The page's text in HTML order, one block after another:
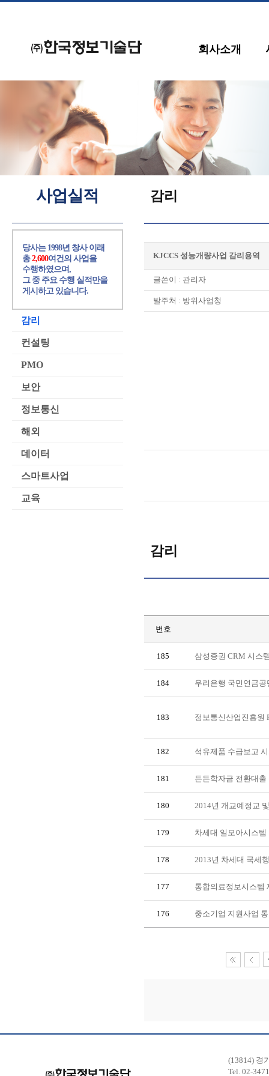
회사소개
감리
KJCCS 성능개량사업 감리용역
글쓴이 : 관리자
발주처 : 방위사업청
사업실적
당사는 1998년 창사 이래
총2,600여건의 사업을
수행하였으며,
그 중 주요 수행 실적만을
게시하고 있습니다.
감리
컨설팅
PMO
보안
정보통신
해외
데이터
스마트사업
교육
감리
번호
185 삼성증권 CRM 시스
184 우리은행 국민연금
183 정보통신산업진흥원
182 석유제품 수급보고
181 든든학자금 전환대
180 2014년 개교예정교
179 차세대 일모아시스
178 2013년 차세대 국세
177 통합의료정보시스템
176 중소기업 지원사업
(13814) 경
Tel. 02-